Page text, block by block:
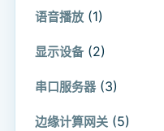
语音播放 (1)
显示设备 (2)
串口服务器 (3)
边缘计算网关 (5)